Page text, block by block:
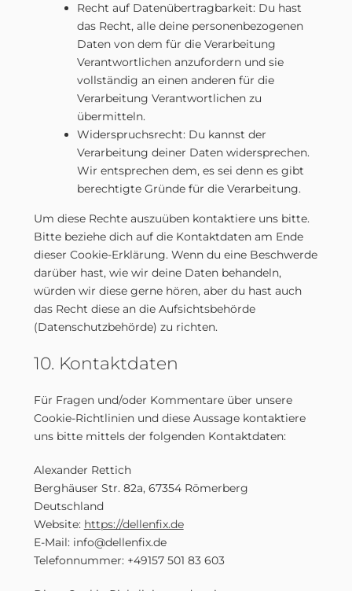
Recht auf Datenübertragbarkeit: Du hast
das Recht, alle deine personenbezogenen
Daten von dem für die Verarbeitung
Verantwortlichen anzufordern und sie
vollständig an einen anderen für die
Verarbeitung Verantwortlichen zu
übermitteln.
Widerspruchsrecht: Du kannst der
Verarbeitung deiner Daten widersprechen.
Wir entsprechen dem, es sei denn es gibt
berechtigte Gründe für die Verarbeitung.
Um diese Rechte auszuüben kontaktiere uns bitte.
Bitte beziehe dich auf die Kontaktdaten am Ende
dieser Cookie-Erklärung. Wenn du eine Beschwerde
darüber hast, wie wir deine Daten behandeln,
würden wir diese gerne hören, aber du hast auch
das Recht diese an die Aufsichtsbehörde
(Datenschutzbehörde) zu richten.
10. Kontaktdaten
Für Fragen und/oder Kommentare über unsere
Cookie-Richtlinien und diese Aussage kontaktiere
uns bitte mittels der folgenden Kontaktdaten:
Alexander Rettich
Berghäuser Str. 82a, 67354 Römerberg
Deutschland
Website: https://dellenfix.de
E-Mail: info@dellenfix.de
Telefonnummer: +49157 501 83 603